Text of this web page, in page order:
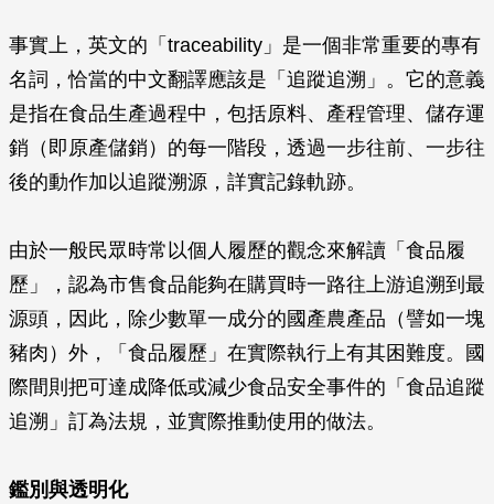
事實上，英文的「traceability」是一個非常重要的專有
名詞，恰當的中文翻譯應該是「追蹤追溯」。它的意義
是指在食品生產過程中，包括原料、產程管理、儲存運
銷（即原產儲銷）的每一階段，透過一步往前、一步往
後的動作加以追蹤溯源，詳實記錄軌跡。
由於一般民眾時常以個人履歷的觀念來解讀「食品履
歷」，認為市售食品能夠在購買時一路往上游追溯到最
源頭，因此，除少數單一成分的國產農產品（譬如一塊
豬肉）外，「食品履歷」在實際執行上有其困難度。國
際間則把可達成降低或減少食品安全事件的「食品追蹤
追溯」訂為法規，並實際推動使用的做法。
鑑別與透明化